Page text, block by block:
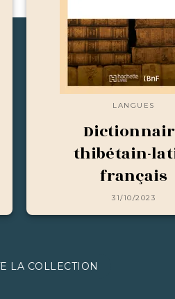
LANGUES
thibétain-
français
31/10/2023
LA COLLECTION